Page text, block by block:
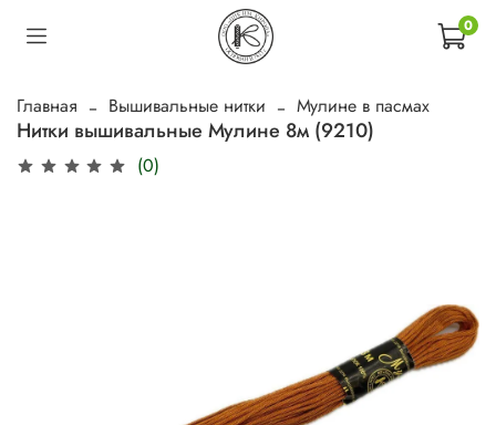
0
Главная Вышивальные нитки Мулине в пасмах
Нитки вышивальные Мулине 8м (9210)
(0)